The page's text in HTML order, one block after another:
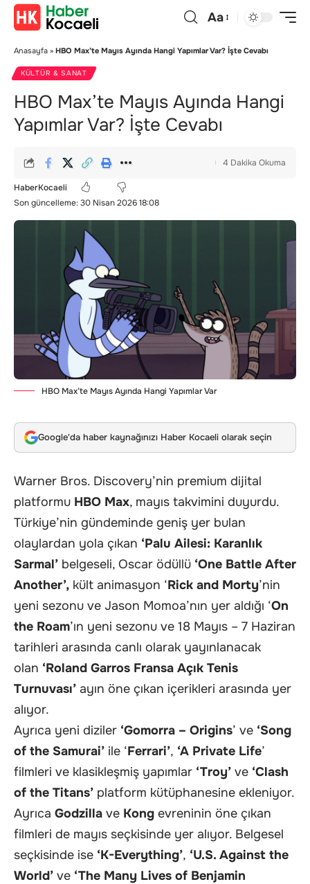
Aa
Anasayfa » HBO Max’te Mayıs Ayında Hangi Yapımlar Var? İşte Cevabı
KÜLTÜR & SANAT
HBO Max’te Mayıs Ayında Hangi
Yapımlar Var? İşte Cevabı
Son güncelleme: 30 Nisan 2026 18:08
HaberKocaeli
4 Dakika Okuma
HBO Max’te Mayıs Ayında Hangi Yapımlar Var
Google'da haber kaynağınızı Haber Kocaeli olarak seçin
Warner Bros. Discovery’nin premium dijital
platformu HBO Max, mayıs takvimini duyurdu.
Türkiye’nin gündeminde geniş yer bulan
olaylardan yola çıkan ‘Palu Ailesi: Karanlık
Sarmal’ belgeseli, Oscar ödüllü ‘One Battle After
Another’, kült animasyon ‘Rick and Morty’nin
yeni sezonu ve Jason Momoa’nın yer aldığı ‘On
the Roam’ın yeni sezonu ve 18 Mayıs – 7 Haziran
tarihleri arasında canlı olarak yayınlanacak
olan ‘Roland Garros Fransa Açık Tenis
Turnuvası’ ayın öne çıkan içerikleri arasında yer
alıyor.
Ayrıca yeni diziler ‘Gomorra – Origins’ ve ‘Song
of the Samurai’ ile ‘Ferrari’, ‘A Private Life’
filmleri ve klasikleşmiş yapımlar ‘Troy’ ve ‘Clash
of the Titans’ platform kütüphanesine ekleniyor.
Ayrıca Godzilla ve Kong evreninin öne çıkan
filmleri de mayıs seçkisinde yer alıyor. Belgesel
seçkisinde ise ‘K-Everything’, ‘U.S. Against the
World’ ve ‘The Many Lives of Benjamin